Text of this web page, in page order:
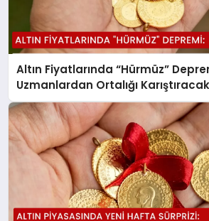
Altın Fiyatlarında “Hürmüz”
Uzmanlardan Ortalığı
Tahmini!